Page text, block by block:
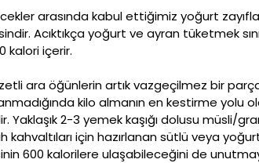
arasında kabul ettiğimiz yoğurt
Acıktıkça yoğurt ve ayran tüketmek
kalori içerir.
ara öğünlerin artık vazgeçilmez bir
kilo almanın en kestirme yolu
Yaklaşık 2-3 yemek kaşığı dolusu müsli/
kahvaltıları için hazırlanan sütlü veya
600 kalorilere ulaşabileceğini de